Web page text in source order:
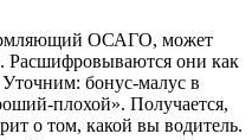
ОСАГО, может
Расшифровываются они как
бонус-малус в
плохой». Получается,
о том, какой вы водитель.